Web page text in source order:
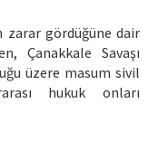
zarar gördüğüne dair
Çanakkale Savaşı
üzere masum sivil
hukuk onları